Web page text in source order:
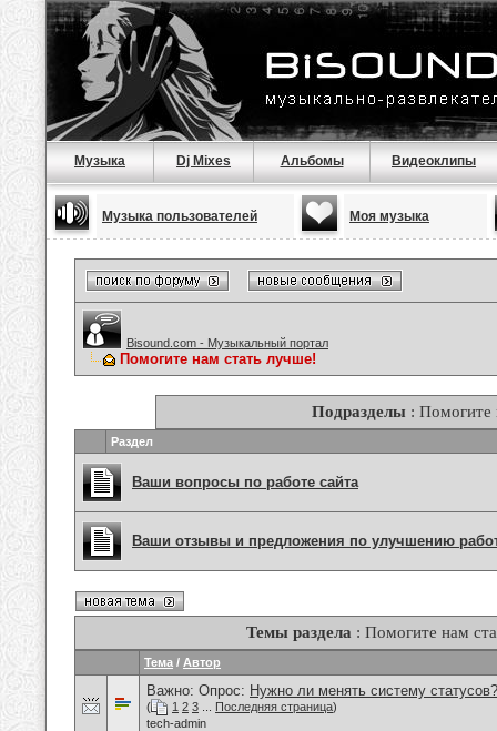
Музыка Dj Mixes Альбомы Видеоклипы
Музыка пользователей Моя музыка
Bisound.com - Музыкальный портал
Помогите нам стать лучше!
Подразделы : Помогите
Раздел
Ваши вопросы по работе сайта
Ваши отзывы и предложения по улучшению
Темы раздела : Помогите нам
Тема / Автор
Важно: Опрос: Нужно ли менять систему статусов?
( 1 2 3 Последняя страница)
tech-admin